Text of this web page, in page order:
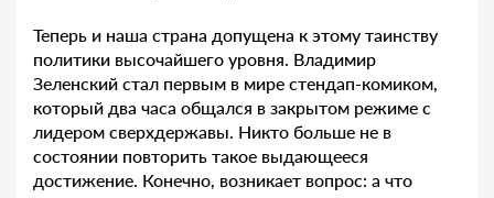
Теперь и наша страна допущена к этому таинству
политики высочайшего уровня. Владимир
Зеленский стал первым в мире стендап-комиком,
который два часа общался в закрытом режиме с
лидером сверхдержавы. Никто больше не в
состоянии повторить такое выдающееся
достижение. Конечно, возникает вопрос: а что